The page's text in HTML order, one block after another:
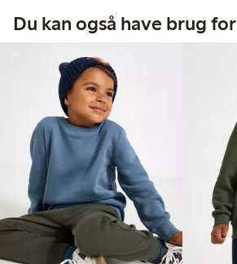
Du kan også have brug for